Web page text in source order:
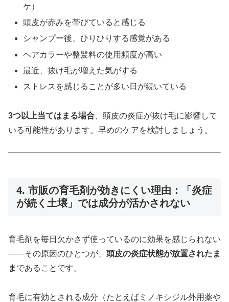
ケ）
頭皮が赤みを帯びていると感じる
シャンプー後、ひりひりする感覚がある
ヘアカラーや整髪料の使用頻度が高い
最近、抜け毛が増えた気がする
ストレスを感じることが多い日が続いている
3つ以上当てはまる場合 、頭皮の炎症が抜け毛に影響して
いる可能性があります。早めのケアを検討しましょう。
4. 市販の育毛剤が効きにくい理由：「炎症
が続く土壌」では成分が活かされない
育毛剤を毎日欠かさず使っているのに効果を感じられない
——その原因のひとつが、 頭皮の炎症状態が放置されたま
ま であることです。
育毛に有効とされる成分（たとえばミノキシジル外用薬や